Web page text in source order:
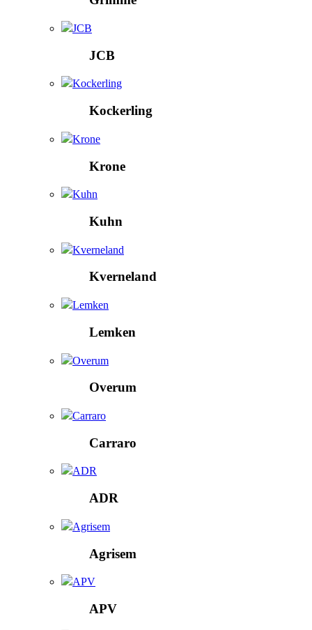
JCB
JCB
Kockerling
Kockerling
Krone
Krone
Kuhn
Kuhn
Kverneland
Kverneland
Lemken
Lemken
Overum
Overum
Carraro
Carraro
ADR
ADR
Agrisem
Agrisem
APV
APV